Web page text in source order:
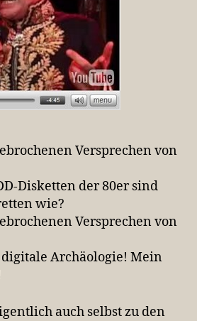
Versprechen von
Disketten der 80er sind
wie?
Versprechen von
Archäologie! Mein
auch selbst zu den